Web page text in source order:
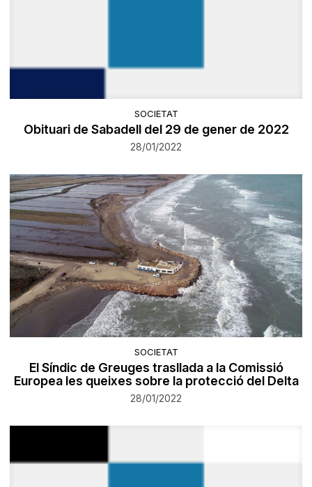
SOCIETAT
Obituari de Sabadell del 29 de gener de 2022
28/01/2022
SOCIETAT
El Síndic de Greuges trasllada a la Comissió
Europea les queixes sobre la protecció del Delta
28/01/2022